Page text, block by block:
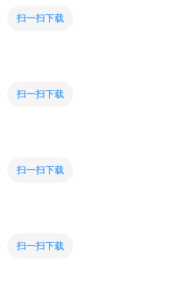
扫一扫下载
扫一扫下载
扫一扫下载
扫一扫下载